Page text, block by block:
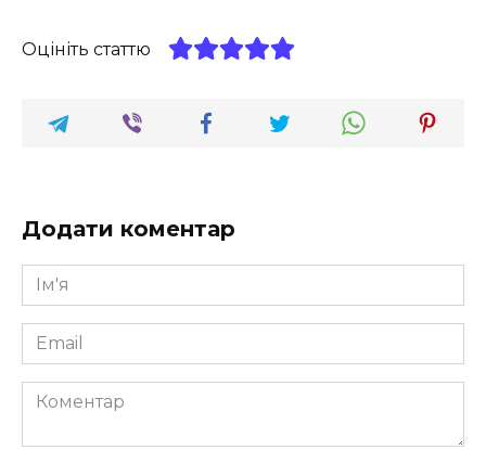
Оцініть статтю
Додати коментар
Ім'я
*
Email
*
Коментар